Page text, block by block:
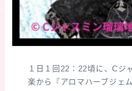
１日１回22：22頃に、Cジ
楽から『アロマハーブジェ